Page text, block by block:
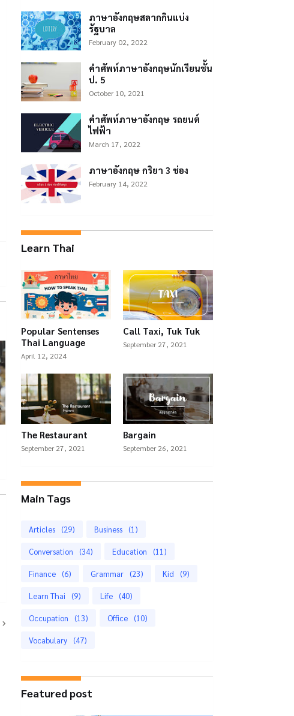
ภาษาอังกฤษสลากกินแบ่ง
รัฐบาล
February 02, 2022
คำศัพท์ภาษาอังกฤษนักเรียนชั้น
ป. 5
October 10, 2021
คำศัพท์ภาษาอังกฤษ รถยนต์
ไฟฟ้า
March 17, 2022
ภาษาอังกฤษ กริยา 3 ช่อง
February 14, 2022
Learn Thai
Popular Sentenses
Thai Language
April 12, 2024
Call Taxi, Tuk Tuk
September 27, 2021
The Restaurant
September 27, 2021
Bargain
September 26, 2021
Main Tags
Articles (29) Business (1)
Conversation (34) Education (11)
Finance (6) Grammar (23) Kid (9)
Learn Thai (9) Life (40)
Occupation (13) Office (10)
Vocabulary (47)
Featured post